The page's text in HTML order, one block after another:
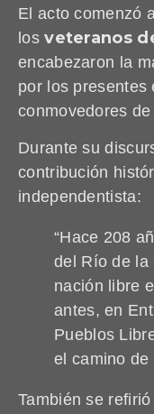
El acto comenzó
losveteranos
encabezaron la
por los presentes
conmovedores
Durante su
contribución
independentista:
“Hace 208
del Río de la
nación libre
antes, en
Pueblos
el camino de
También se